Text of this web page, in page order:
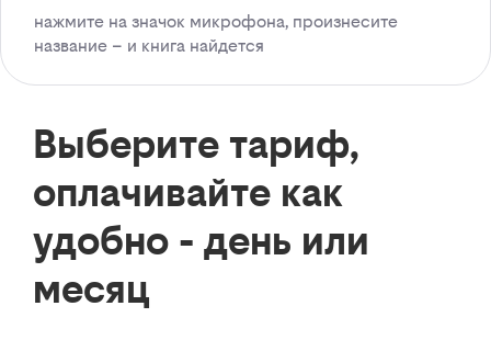
нажмите на значок микрофона, произнесите
название – и книга найдется
Выберите тариф,
оплачивайте как
удобно - день или
месяц